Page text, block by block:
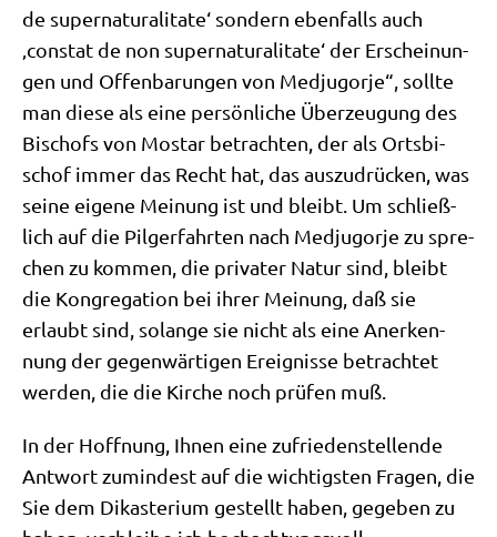
de super­na­tu­ra­li­ta­te‘ son­dern eben­falls auch
‚cons­tat de non super­na­tu­ra­li­ta­te‘ der Erschei­nun­
gen und Offen­ba­run­gen von Med­jug­or­je“, soll­te
man die­se als eine per­sön­li­che Über­zeu­gung des
Bischofs von Mostar betrach­ten, der als Orts­bi­
schof immer das Recht hat, das aus­zu­drücken, was
sei­ne eige­ne Mei­nung ist und bleibt. Um schließ­
lich auf die Pil­ger­fahr­ten nach Med­jug­or­je zu spre­
chen zu kom­men, die pri­va­ter Natur sind, bleibt
die Kon­gre­ga­ti­on bei ihrer Mei­nung, daß sie
erlaubt sind, solan­ge sie nicht als eine Aner­ken­
nung der gegen­wär­ti­gen Ereig­nis­se betrach­tet
wer­den, die die Kir­che noch prü­fen muß.
In der Hoff­nung, Ihnen eine zufrie­den­stel­len­de
Ant­wort zumin­dest auf die wich­tig­sten Fra­gen, die
Sie dem Dik­aste­ri­um gestellt haben, gege­ben zu